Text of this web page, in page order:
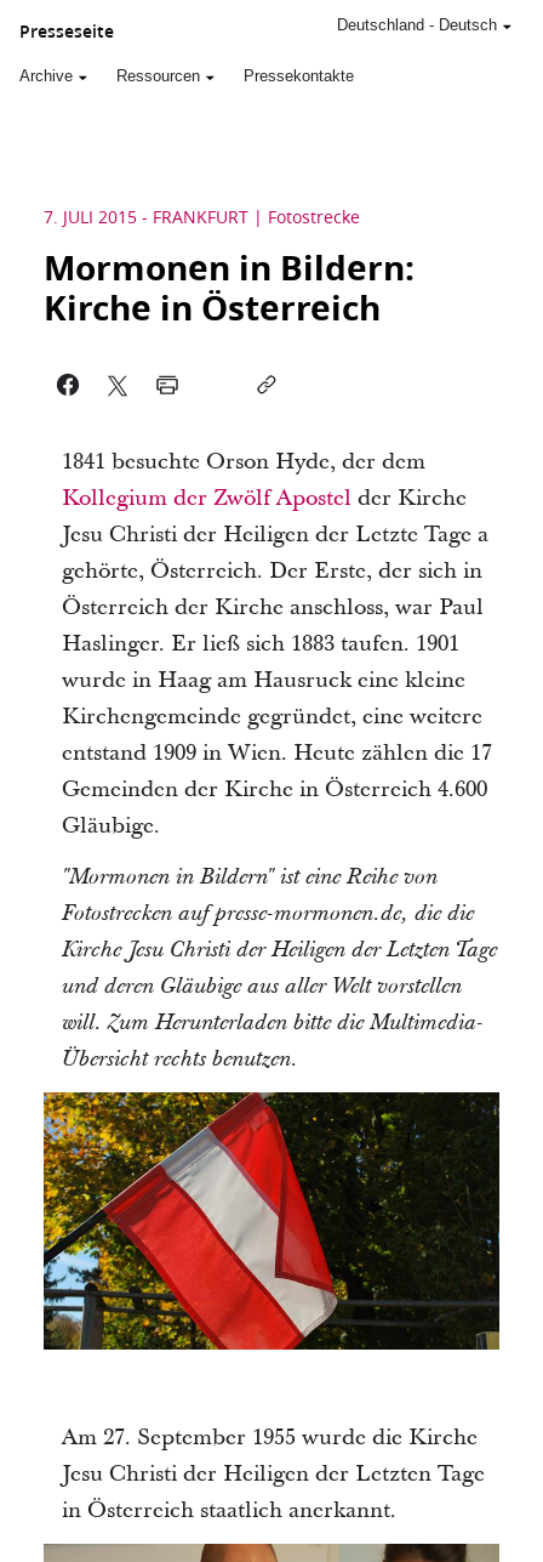
Presseseite
Archive Ressourcen Pressekontakte
Deutschland - Deutsch
7. JULI 2015 - FRANKFURT Fotostrecke
Mormonen in Bildern:
Kirche in Österreich
1841 besuchte Orson Hyde, der dem
Kollegium der Zwölf Apostel der Kirche
Jesu Christi der Heiligen der Letzte Tage a
gehörte, Österreich. Der Erste, der sich in
Österreich der Kirche anschloss, war Paul
Haslinger. Er ließ sich 1883 taufen. 1901
wurde in Haag am Hausruck eine kleine
Kirchengemeinde gegründet, eine weitere
entstand 1909 in Wien. Heute zählen die 17
Gemeinden der Kirche in Österreich 4.600
Gläubige.
"Mormonen in Bildern" ist eine Reihe von
Fotostrecken auf presse-mormonen.de, die die
Kirche Jesu Christi der Heiligen der Letzten Tage
und deren Gläubige aus aller Welt vorstellen
will. Zum Herunterladen bitte die Multimedia-
Übersicht rechts benutzen.
Am 27. September 1955 wurde die Kirche
Jesu Christi der Heiligen der Letzten Tage
in Österreich staatlich anerkannt.